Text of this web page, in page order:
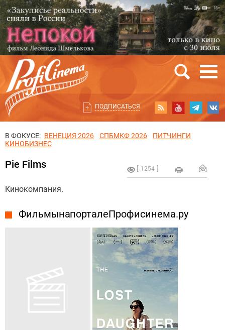
ПОДПИСАТЬСЯ
В ФОКУСЕ: ВЕНЕЦИЯ 2026 СПБМКФ 2026
ПИТЧИНГИ
КИНОБИЗНЕС
1254
Pie Films
Кинокомпания.
Фильмы на портале Профисинема.ру